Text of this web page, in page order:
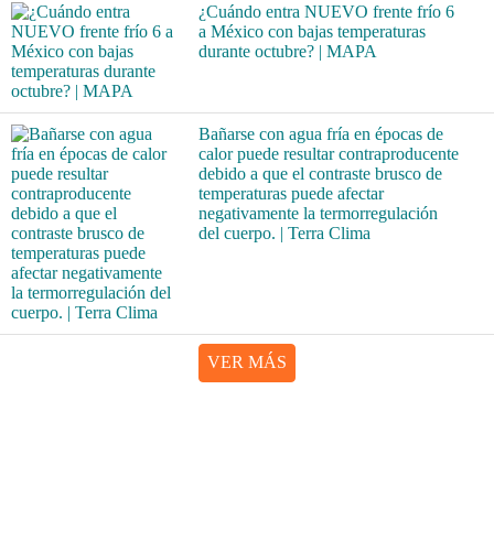
¿Cuándo entra NUEVO frente frío 6
a México con bajas temperaturas
durante octubre? | MAPA
Bañarse con agua fría en épocas de
calor puede resultar contraproducente
debido a que el contraste brusco de
temperaturas puede afectar
negativamente la termorregulación
del cuerpo. | Terra Clima
VER MÁS